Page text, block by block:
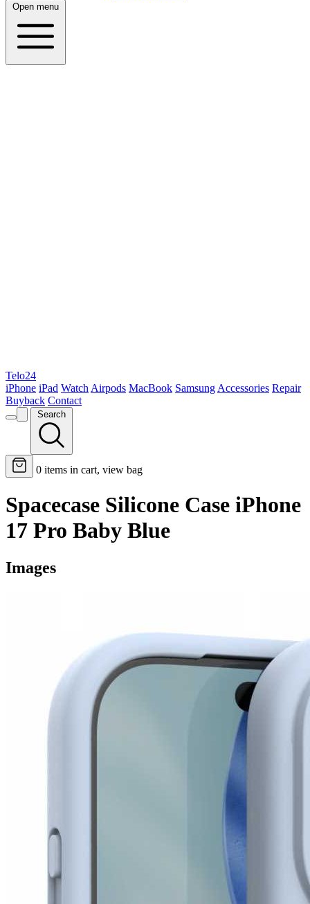
Open menu
Telo24
iPhone iPad Watch Airpods MacBook Samsung Accessories Repair
Buyback Contact
Search
0 items in cart, view bag
Spacecase Silicone Case iPhone
17 Pro Baby Blue
Images